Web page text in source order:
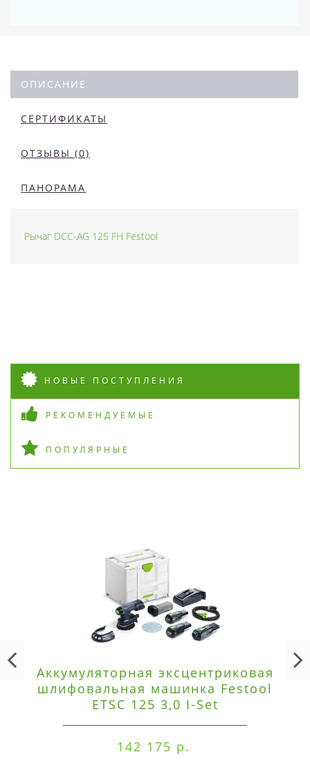
ОПИСАНИЕ
СЕРТИФИКАТЫ
ОТЗЫВЫ (0)
ПАНОРАМА
Рычаг DCC-AG 125 FH Festool
НОВЫЕ ПОСТУПЛЕНИЯ
РЕКОМЕНДУЕМЫЕ
ПОПУЛЯРНЫЕ
Аккумуляторная эксцентриковая
шлифовальная машинка Festool
ETSC 125 3,0 I-Set
142 175 р.